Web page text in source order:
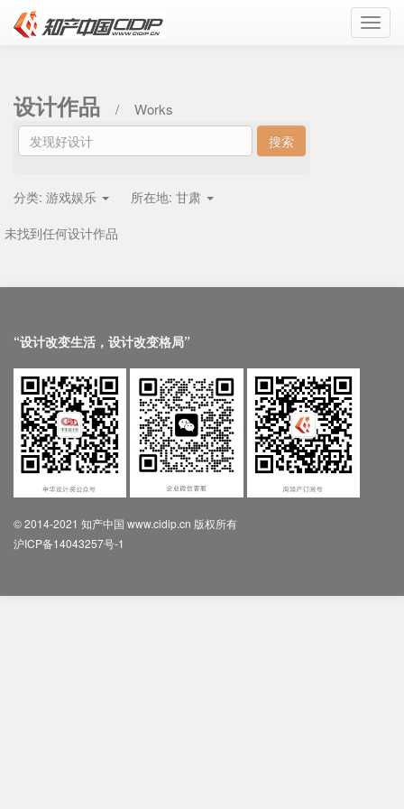
设计作品 / Works
分类: 游戏娱乐 所在地: 甘肃
未找到任何设计作品
“设计改变生活，设计改变格局”
© 2014-2021 知产中国 www.cidip.cn 版权所有
沪ICP备14043257号-1